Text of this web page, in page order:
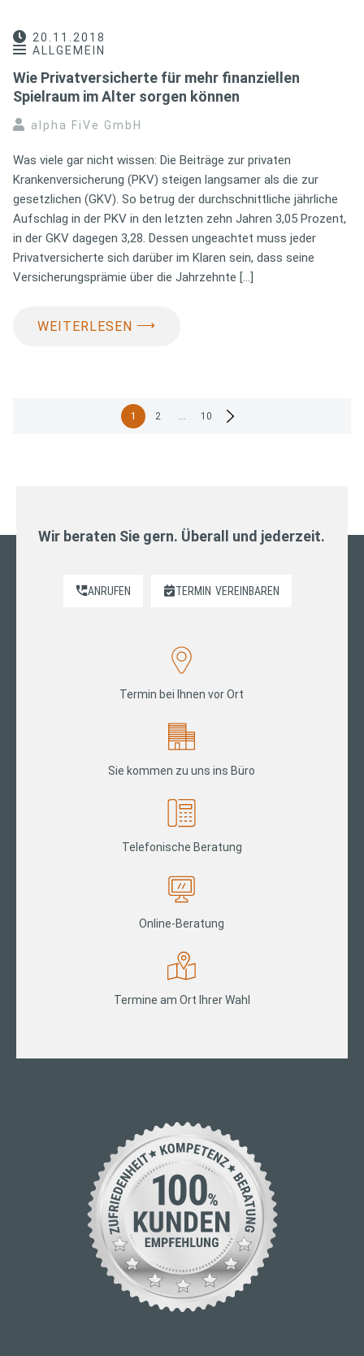
20.11.2018
ALLGEMEIN
Wie Privatversicherte für mehr finanziellen
Spielraum im Alter sorgen können
alpha FiVe GmbH
Was viele gar nicht wissen: Die Beiträge zur privaten
Krankenversicherung (PKV) steigen langsamer als die zur
gesetzlichen (GKV). So betrug der durchschnittliche jährliche
Aufschlag in der PKV in den letzten zehn Jahren 3,05 Prozent,
in der GKV dagegen 3,28. Dessen ungeachtet muss jeder
Privatversicherte sich darüber im Klaren sein, dass seine
Versicherungsprämie über die Jahrzehnte […]
WEITERLESEN ⟶
Seitennummerierung
1 2 10
Wir beraten Sie gern. Überall und jederzeit.
ANRUFEN TERMIN VEREINBAREN
Termin bei Ihnen vor Ort
Sie kommen zu uns ins Büro
Telefonische Beratung
Online-Beratung
Termine am Ort Ihrer Wahl